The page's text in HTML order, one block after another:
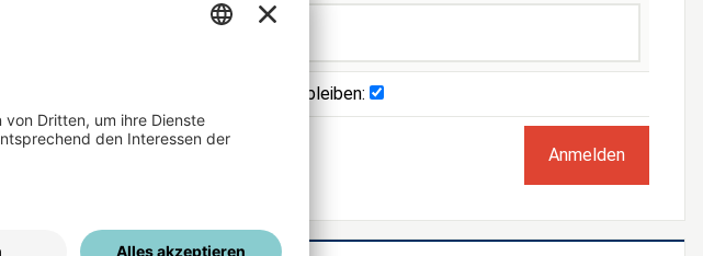
Angemeldet bleiben:
Passwort vergessen?